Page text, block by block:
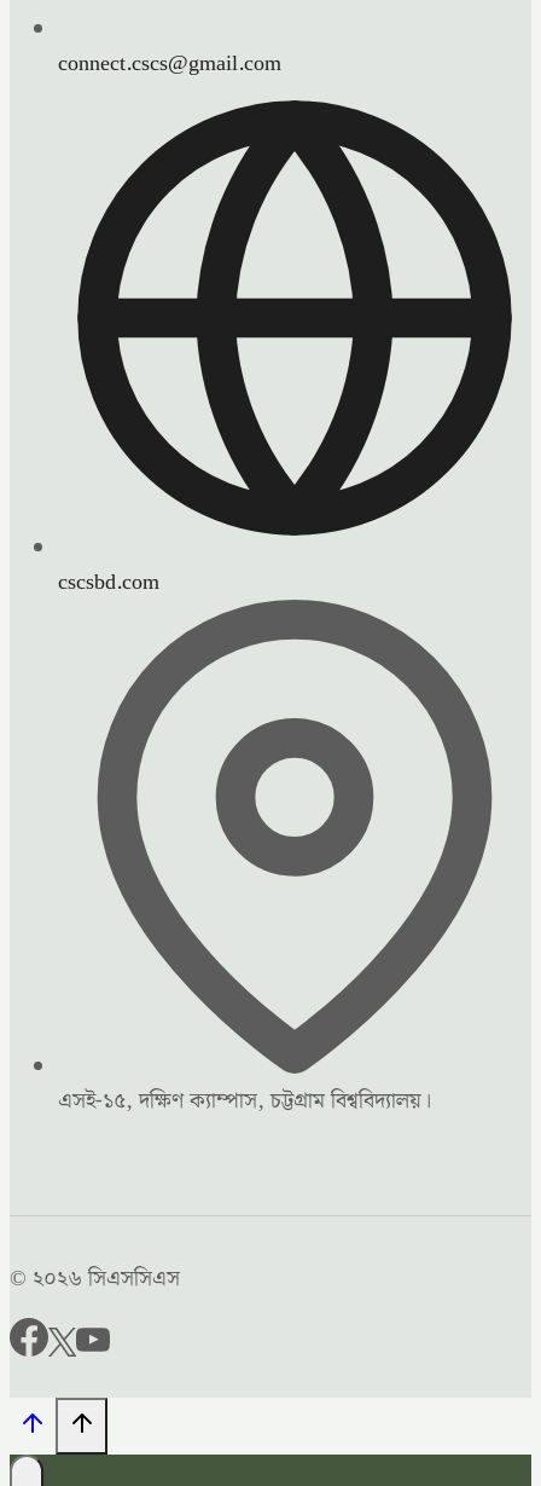
connect.cscs@gmail.com
cscsbd.com
এসই-১৫, দক্ষিণ ক্যাম্পাস, চট্টগ্রাম বিশ্ববিদ্যালয়।
© ২০২৬ সিএসসিএস